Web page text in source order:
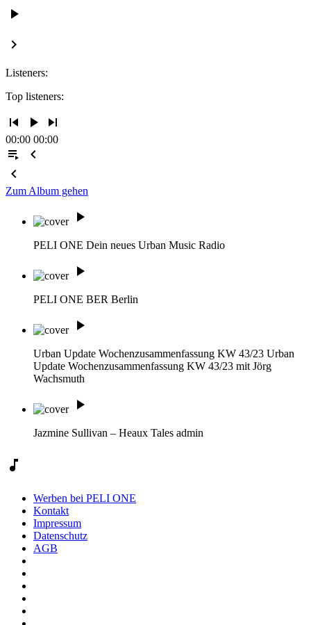
play_arrow
keyboard_arrow_right
Listeners:
Top listeners:
skip_previous play_arrow skip_next
00:00 00:00
playlist_play
chevron_left
chevron_left
Zum Album gehen
play_arrow
PELI ONE Dein neues Urban Music Radio
play_arrow
PELI ONE BER Berlin
play_arrow
Urban Update Wochenzusammenfassung KW 43/23 Urban
Update Wochenzusammenfassung KW 43/23 mit Jörg
Wachsmuth
play_arrow
Jazmine Sullivan – Heaux Tales admin
music_note
Werben bei PELI ONE
Kontakt
Impressum
Datenschutz
AGB